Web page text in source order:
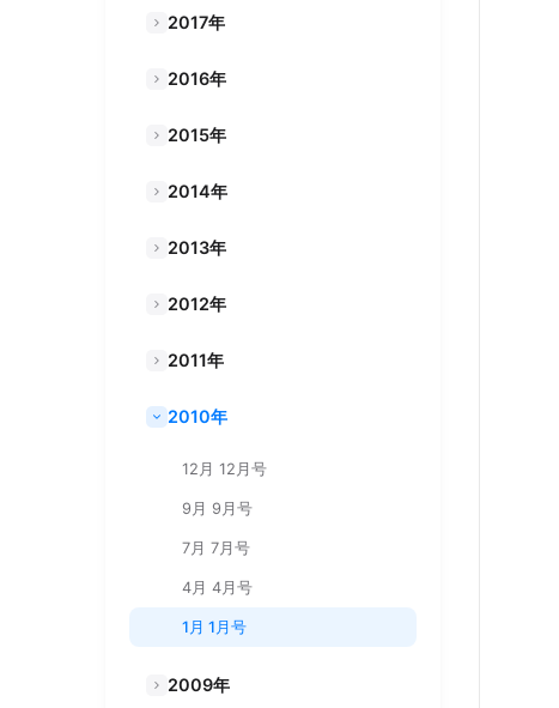
2017年
2016年
2015年
2014年
2013年
2012年
2011年
2010年
12月 12月号
9月 9月号
7月 7月号
4月 4月号
1月 1月号
2009年